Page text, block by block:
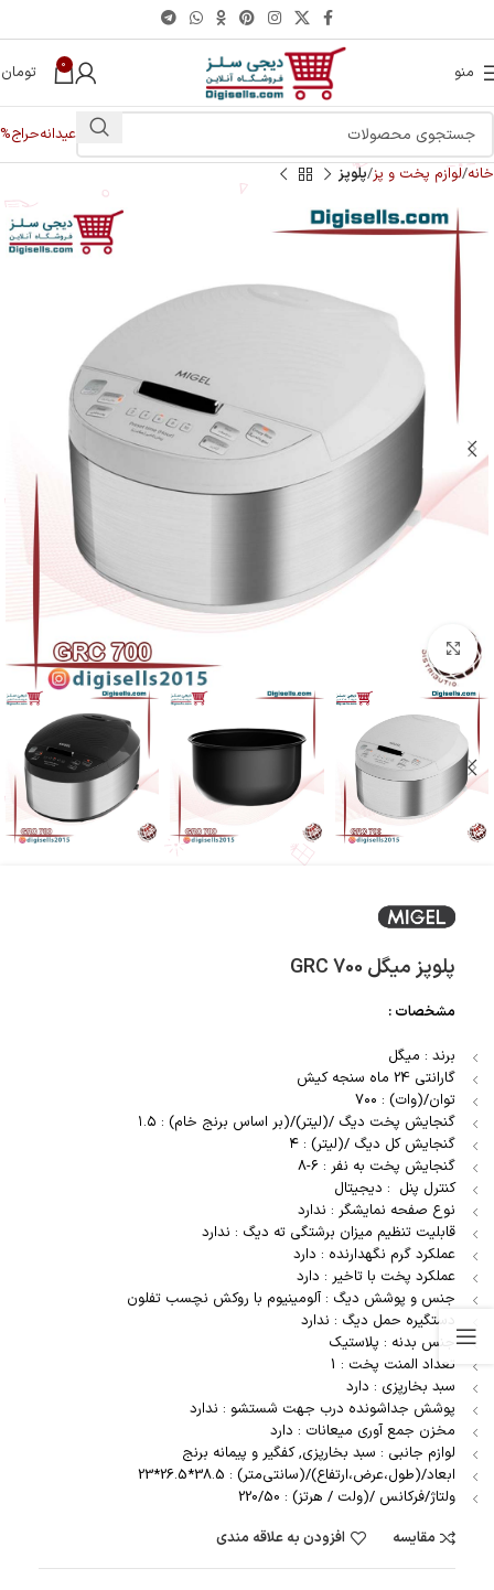
منو 0 تومان
عیدانهحراج%
خانه لوازم پخت و پز پلوپز
بزرگنمایی تصویر
پلوپز میگل GRC 700
مشخصات :
برند : میگل
گارانتی 24 ماه سنجه کیش
توان/(وات) : ۷۰۰
گنجایش پخت دیگ /(لیتر)/(بر اساس برنج خام) : ۱.۵
گنجایش کل دیگ /(لیتر) : ۴
گنجایش پخت به نفر : ۶-۸
کنترل پنل : دیجیتال
نوع صفحه نمایشگر : ندارد
قابلیت تنظیم میزان برشتگی ته دیگ : ندارد
عملکرد گرم نگهدارنده : دارد
عملکرد پخت با تاخیر : دارد
جنس و پوشش دیگ : آلومینیوم با روکش نچسب تفلون
دستگیره حمل دیگ : ندارد
جنس بدنه : پلاستیک
تعداد المنت پخت : 1
سبد بخارپزی : دارد
پوشش جداشونده درب جهت شستشو : ندارد
مخزن جمع آوری میعانات : دارد
لوازم جانبی : سبد بخارپزی, کفگیر و پیمانه برنج
ابعاد/(طول،عرض،ارتفاع)/(سانتی‌متر) : 38.5*26.5*23
ولتاژ/فرکانس /(ولت / هرتز) : 220/50
مقایسه
افزودن به علاقه مندی